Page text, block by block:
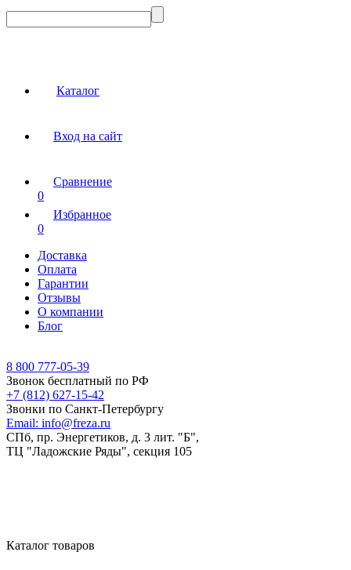
Каталог
Вход на сайт
Сравнение
0
Избранное
0
Доставка
Оплата
Гарантии
Отзывы
О компании
Блог
8 800 777-05-39
Звонок бесплатный по РФ
+7 (812) 627-15-42
Звонки по Санкт-Петербургу
Email: info@freza.ru
СПб, пр. Энергетиков, д. 3 лит. "Б",
ТЦ "Ладожские Ряды", секция 105
Каталог товаров